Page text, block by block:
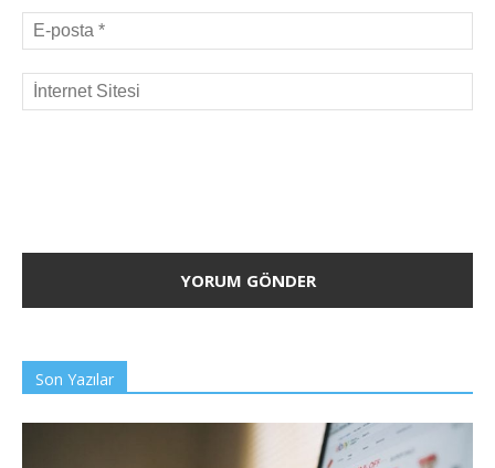
Son Yazılar